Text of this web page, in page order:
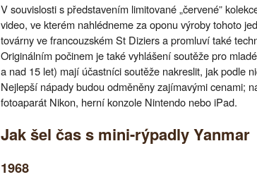
V souvislosti s představením limitované „červené”
video, ve kterém nahlédneme za oponu výroby tohoto
továrny ve francouzském St Diziers a promluví také
Originálním počinem je také vyhlášení soutěže pro
a nad 15 let) mají účastníci soutěže nakreslit, jak podle
Nejlepší nápady budou odměněny zajímavými cenami;
fotoaparát Nikon, herní konzole Nintendo nebo iPad.
Jak šel čas s mini-rýpadly Yanmar
1968